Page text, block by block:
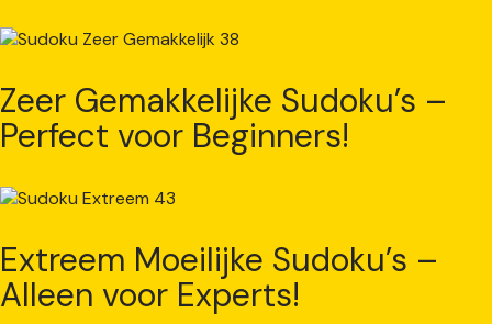
Zeer Gemakkelijke Sudoku’s –
Perfect voor Beginners!
Extreem Moeilijke Sudoku’s –
Alleen voor Experts!